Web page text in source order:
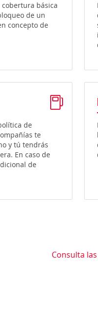
cobertura básica
de un
concepto de
de
te
y tú tendrás
En caso de
de
Consulta